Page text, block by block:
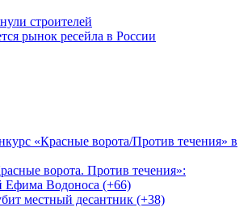
строителей
рынок ресейла в России
«Красные ворота/Против течения» в
ворота. Против течения»:
Ефима Водоноса (+66)
местный десантник (+38)